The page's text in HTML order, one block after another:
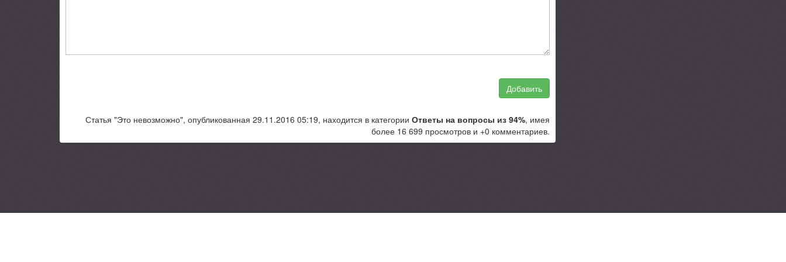
Добавить
Статья "Это невозможно", опубликованная 29.11.2016 05:19, находится в категории Ответы на вопросы из 94%, имея
более 16 699 просмотров и +0 комментариев.